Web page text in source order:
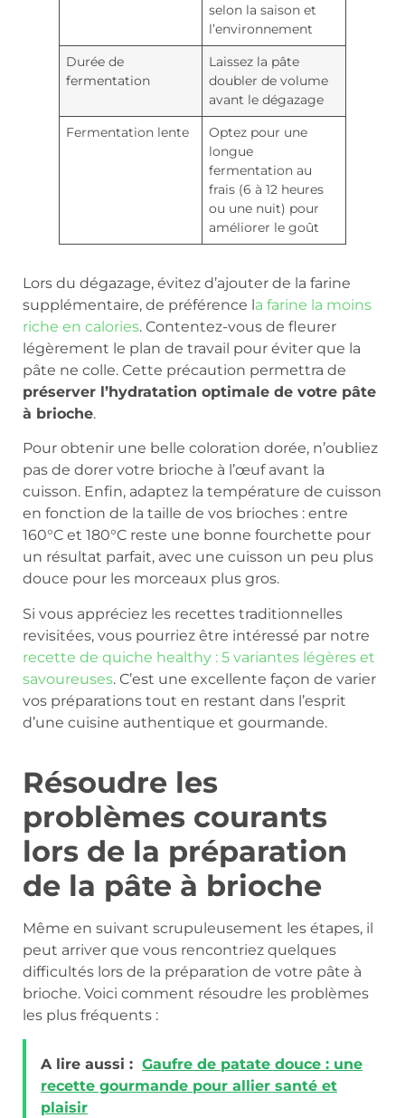
selon la saison et
l’environnement
Durée de
fermentation
Laissez la pâte
doubler de volume
avant le dégazage
Fermentation lente
Optez pour une
longue
fermentation au
frais (6 à 12 heures
ou une nuit) pour
améliorer le goût
Lors du dégazage, évitez d’ajouter de la farine
supplémentaire, de préférence la farine la moins
riche en calories. Contentez-vous de fleurer
légèrement le plan de travail pour éviter que la
pâte ne colle. Cette précaution permettra de
préserver l’hydratation optimale de votre pâte
à brioche.
Pour obtenir une belle coloration dorée, n’oubliez
pas de dorer votre brioche à l’œuf avant la
cuisson. Enfin, adaptez la température de cuisson
en fonction de la taille de vos brioches : entre
160°C et 180°C reste une bonne fourchette pour
un résultat parfait, avec une cuisson un peu plus
douce pour les morceaux plus gros.
Si vous appréciez les recettes traditionnelles
revisitées, vous pourriez être intéressé par notre
recette de quiche healthy : 5 variantes légères et
savoureuses. C’est une excellente façon de varier
vos préparations tout en restant dans l’esprit
d’une cuisine authentique et gourmande.
Résoudre les
problèmes courants
lors de la préparation
de la pâte à brioche
Même en suivant scrupuleusement les étapes, il
peut arriver que vous rencontriez quelques
difficultés lors de la préparation de votre pâte à
brioche. Voici comment résoudre les problèmes
les plus fréquents :
A lire aussi : Gaufre de patate douce : une
recette gourmande pour allier santé et
plaisir